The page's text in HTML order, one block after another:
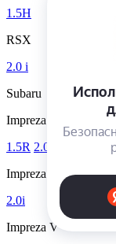
1.5H
RSX
2.0 i
Subaru
Impreza
1.5R 2.0R 2.0R Sport
Impreza IV (GJ, GP)
2.0i
Impreza V